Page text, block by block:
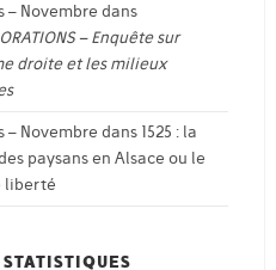
– Novembre dans
– Enquête sur
droite et les milieux
– Novembre dans 1525 : la
paysans en Alsace ou le
liberté